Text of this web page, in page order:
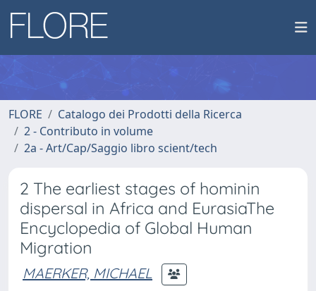
FLORE
Catalogo dei Prodotti della Ricerca
2 - Contributo in volume
2a - Art/Cap/Saggio libro scient/tech
2 The earliest stages of hominin
dispersal in Africa and EurasiaThe
Encyclopedia of Global Human
Migration
MAERKER, MICHAEL